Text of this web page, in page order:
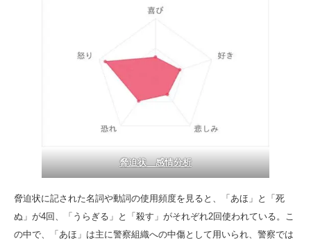
脅迫状 感情分析
脅迫状に記された名詞や動詞の使用頻度を見ると、「あほ」と「死
ぬ」が4回、「うらぎる」と「殺す」がそれぞれ2回使われている。こ
の中で、「あほ」は主に警察組織への中傷として用いられ、警察では